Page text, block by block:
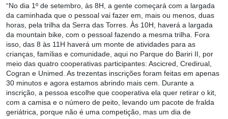
“No dia 1º de setembro, às 8H, a gente começará com a largada
da caminhada que o pessoal vai fazer em, mais ou menos, duas
horas, pela trilha da Serra das Torres. Às 10H, haverá a largada
da mountain bike, com o pessoal fazendo a mesma trilha. Fora
isso, das 8 às 11H haverá um monte de atividades para as
crianças, famílias e comunidade, aqui no Parque do Bariri II, por
meio das quatro cooperativas participantes: Ascicred, Credirual,
Cogran e Unimed. As trezentas inscrições foram feitas em apenas
30 minutos e agora estamos abrindo mais cem. Durante a
inscrição, a pessoa escolhe que cooperativa ela quer retirar o kit,
com a camisa e o número de peito, levando um pacote de fralda
geriátrica, porque não é uma competição, mas um dia de